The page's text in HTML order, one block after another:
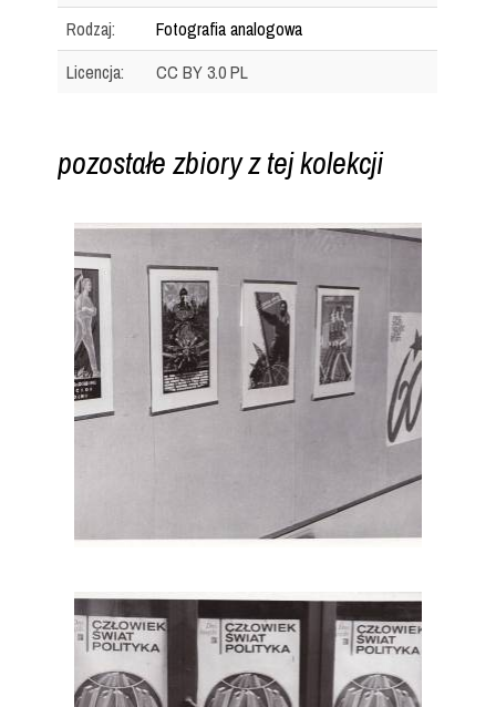
Rodzaj:
Fotografia analogowa
Licencja:
CC BY 3.0 PL
pozostałe zbiory z tej kolekcji